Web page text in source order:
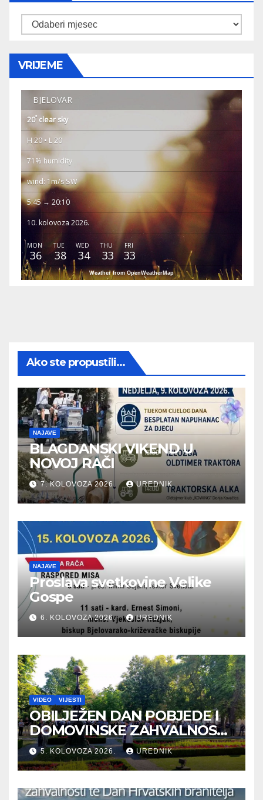
Arhiva
VRIJEME
BJELOVAR
20° clear sky
H 20 • L 20
71% humidity
wind: 1m/s SW
5:45 → 20:10
10. kolovoza 2026.
MON
36
TUE
38
WED
34
THU
33
FRI
33
Weather from OpenWeatherMap
Ako ste propustili...
NAJAVE
BLAGDANSKI VIKEND U
NOVOJ RAČI
7. KOLOVOZA 2026. UREDNIK
NAJAVE
Proslava svetkovine Velike
Gospe
6. KOLOVOZA 2026. UREDNIK
VIDEO VIJESTI
OBILJEŽEN DAN POBJEDE I
DOMOVINSKE ZAHVALNOSTI
TE DAN HRVATSKIH
BRANITELJA
5. KOLOVOZA 2026. UREDNIK